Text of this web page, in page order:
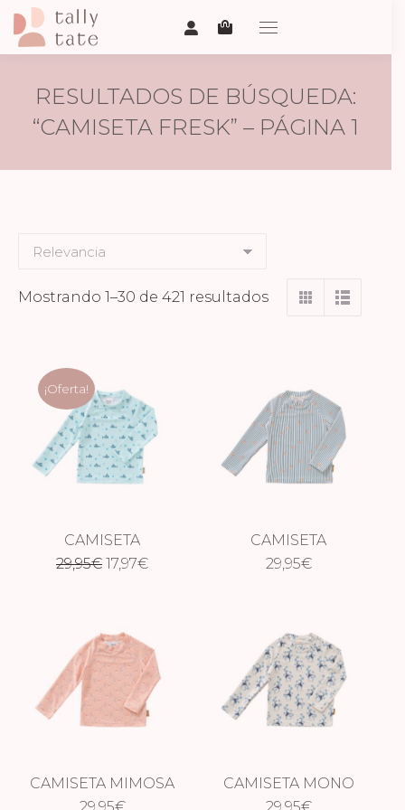
RESULTADOS DE BÚSQUEDA:
“CAMISETA FRESK” – PÁGINA 1
Mostrando 1–30 de 421 resultadosOrdenado
¡Oferta!
CAMISETA
SUBMARINO
29,95€ El
era:
29,95€.
17,97€El
17,97€.
CAMISETA
CANGREJOS
29,95€
CAMISETA MIMOSA
CAMISETA MONO